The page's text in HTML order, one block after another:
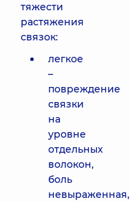
тяжести
растяжения
связок:
легкое
–
повреждение
связки
на
уровне
отдельных
волокон,
боль
невыраженная,